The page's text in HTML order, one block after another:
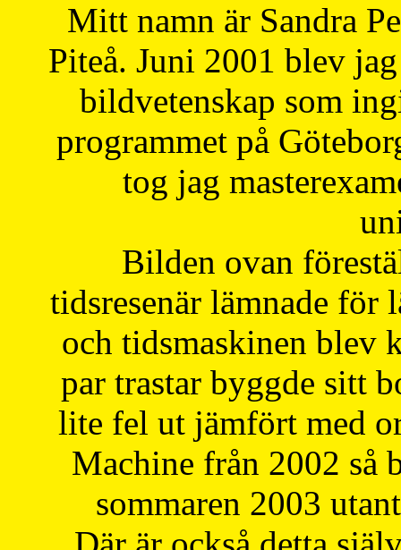
Mitt namn är Sandra
Piteå. Juni 2001 blev
bildvetenskap som
programmet på
tog jag
Bilden ovan
tidsresenär lämnade för
och tidsmaskinen blev
par trastar byggde sitt
lite fel ut jämfört med
Machine från 2002 så
sommaren 2003